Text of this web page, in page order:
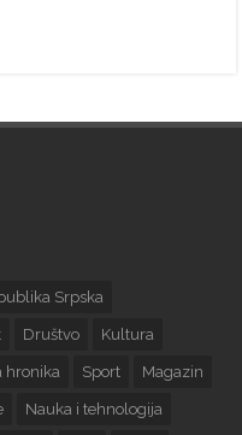
Srpska
Društvo Kultura
hronika Sport Magazin
Nauka i tehnologija